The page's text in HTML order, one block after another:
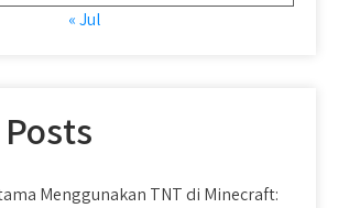
« Jul
Menggunakan TNT di Minecraft: